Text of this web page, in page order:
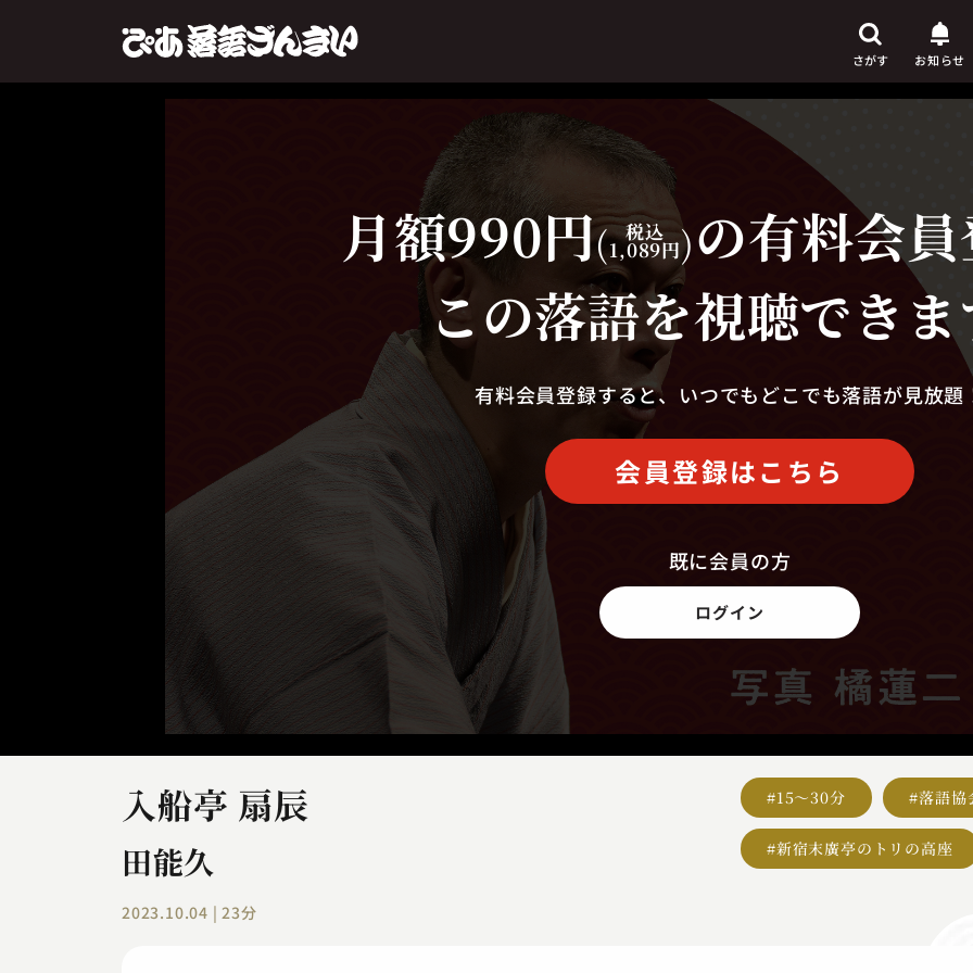
さがす
芸人からさがす
演目 からさがす
上演時間からさがす
お知らせ
月額990円( 税込
1,089円)の有料会
この落語を視聴でき
有料会員登録すると、いつでもどこでも落語が見放題
会員登録はこちら
既に会員の方
ログイン
入船亭 扇辰
田能久
2023.10.04 | 23分
#15～30分 #落語協
#新宿末廣亭のトリの高座